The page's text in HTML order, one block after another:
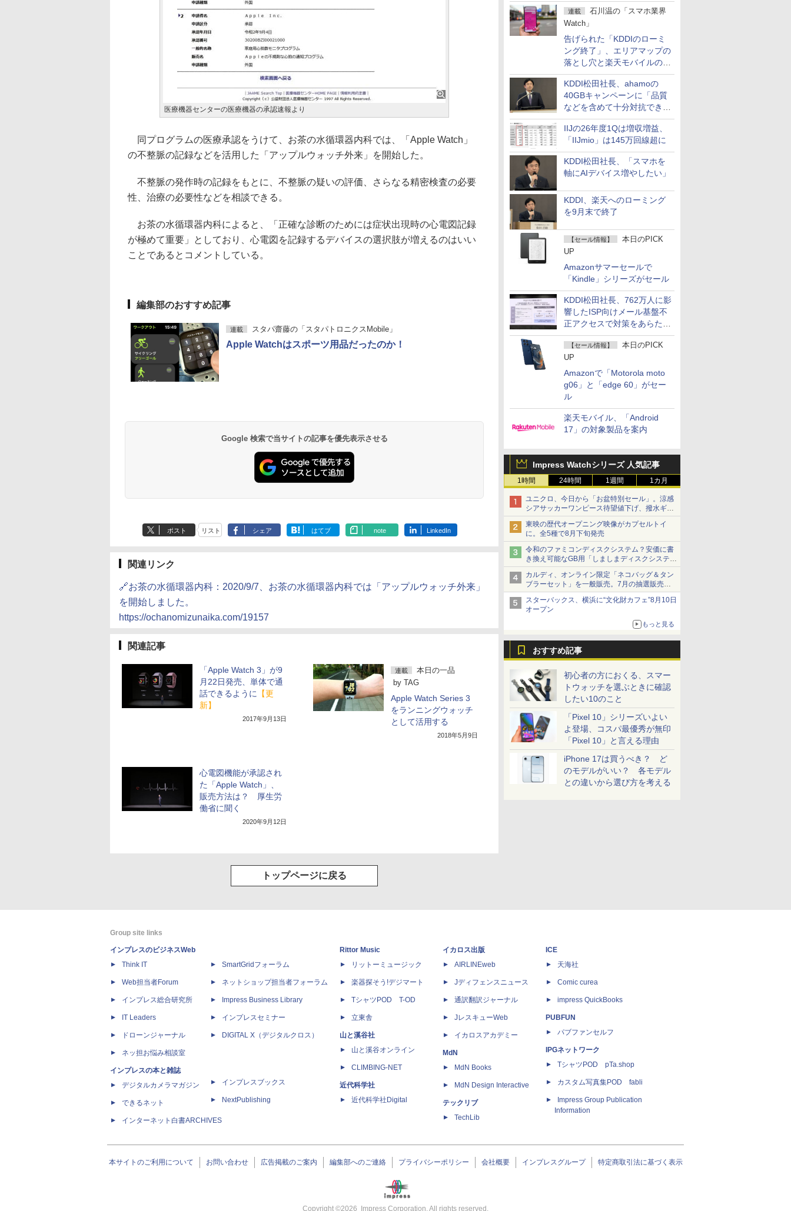
連載
石川温の「スマホ業界
Watch」
告げられた「KDDIのローミ
ング終了」、エリアマップの
落とし穴と楽天モバイルの課
題
KDDI松田社長、ahamoの
40GBキャンペーンに「品質
などを含めて十分対抗でき
る」
IIJの26年度1Qは増収増益、
「IIJmio」は145万回線超に
KDDI松田社長、「スマホを
軸にAIデバイス増やしたい」
KDDI、楽天へのローミング
を9月末で終了
【セール情報】
本日のPICK
UP
Amazonサマーセールで
「Kindle」シリーズがセール
KDDI松田社長、762万人に影
響したISP向けメール基盤不
正アクセスで対策をあらため
て説明
【セール情報】
本日のPICK
UP
Amazonで「Motorola moto
g06」と「edge 60」がセー
ル
楽天モバイル、「Android
17」の対象製品を案内
Impress Watchシリーズ 人気記事
1時間 24時間 1週間 1カ月
ユニクロ、今日から「お盆特別セール」。涼感
シアサッカーワンピース待望値下げ、撥水ギア
ショーツは1990円に
東映の歴代オープニング映像がカプセルトイ
に。全5種で8月下旬発売
令和のファミコンディスクシステム？安価に書
き換え可能なGB用「しましまディスクシステ
ム」
カルディ、オンライン限定「ネコバッグ＆タン
ブラーセット」を一般販売。7月の抽選販売の
当選無効分
スターバックス、横浜に“文化財カフェ”8月10日
オープン
もっと見る
おすすめ記事
初心者の方におくる、スマー
トウォッチを選ぶときに確認
したい10のこと
「Pixel 10」シリーズいよい
よ登場、コスパ最優秀が無印
「Pixel 10」と言える理由
iPhone 17は買うべき？ ど
のモデルがいい？ 各モデル
との違いから選び方を考える
医療機器センターの医療機器の承認速報より
同プログラムの医療承認をうけて、お茶の水循環器内科では、「Apple Watch」
の不整脈の記録などを活用した「アップルウォッチ外来」を開始した。
不整脈の発作時の記録をもとに、不整脈の疑いの評価、さらなる精密検査の必要
性、治療の必要性などを相談できる。
お茶の水循環器内科によると、「正確な診断のためには症状出現時の心電図記録
が極めて重要」としており、心電図を記録するデバイスの選択肢が増えるのはいい
ことであるとコメントしている。
編集部のおすすめ記事
連載 スタパ齋藤の「スタパトロニクスMobile」
Apple Watchはスポーツ用品だったのか！
Google 検索で当サイトの記事を優先表示させる
ポスト リスト シェア はてブ note LinkedIn
関連リンク
🔗お茶の水循環器内科：2020/9/7、お茶の水循環器内科では「アップルウォッチ外来」
を開始しました。
https://ochanomizunaika.com/19157
関連記事
「Apple Watch 3」が9
月22日発売、単体で通
話できるように
【更
新】
2017年9月13日
連載
本日の一品
by TAG
Apple Watch Series 3
をランニングウォッチ
として活用する
2018年5月9日
心電図機能が承認され
た「Apple Watch」、
販売方法は？ 厚生労
働省に聞く
2020年9月12日
トップページに戻る
Group site links
インプレスのビジネスWeb
Think IT
Web担当者Forum
インプレス総合研究所
IT Leaders
ドローンジャーナル
ネッ担お悩み相談室
インプレスの本と雑誌
デジタルカメラマガジン
できるネット
インターネット白書ARCHIVES
SmartGridフォーラム
ネットショップ担当者フォーラム
Impress Business Library
インプレスセミナー
DIGITAL X（デジタルクロス）
インプレスブックス
NextPublishing
Rittor Music
リットーミュージック
楽器探そう!デジマート
TシャツPOD T-OD
立東舎
山と溪谷社
山と溪谷オンライン
CLIMBING-NET
近代科学社
近代科学社Digital
イカロス出版
AIRLINEweb
Jディフェンスニュース
通訳翻訳ジャーナル
JレスキューWeb
イカロスアカデミー
MdN
MdN Books
MdN Design Interactive
テックリブ
TechLib
ICE
天海社
Comic curea
impress QuickBooks
PUBFUN
パブファンセルフ
IPGネットワーク
TシャツPOD pTa.shop
カスタム写真集POD fabli
Impress Group Publication
Information
本サイトのご利用について お問い合わせ 広告掲載のご案内 編集部へのご連絡 プライバシーポリシー 会社概要 インプレスグループ 特定商取引法に基づく表示
Copyright ©2026 Impress Corporation. All rights reserved.